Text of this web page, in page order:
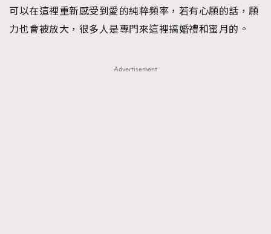
可以在這裡重新感受到愛的純粹頻率，若有心願的話，願
力也會被放大，很多人是專門來這裡搞婚禮和蜜月的。
Advertisement